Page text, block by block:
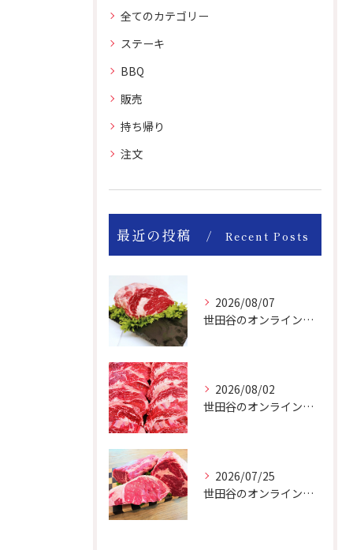
全てのカテゴリー
ステーキ
BBQ
販売
持ち帰り
注文
最近の投稿 Recent Posts
2026/08/07
世田谷のオンライン肉屋のお肉は美味しいですよ！
2026/08/02
世田谷のオンライン肉屋は厳選輸入牛を取り扱っています。
2026/07/25
世田谷のオンライン肉屋の輸入牛は特別です。